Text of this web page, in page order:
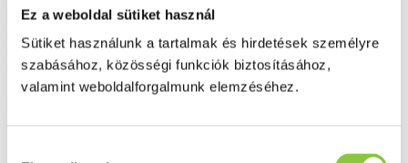
Ez a weboldal sütiket használ
Sütiket használunk a tartalmak és hirdetések személyre
szabásához, közösségi funkciók biztosításához,
valamint weboldalforgalmunk elemzéséhez.
Ingyenes szállítás 18 000 Ft felett
Minőségellenőrzött termékek
Valós gyógyszertári háttér